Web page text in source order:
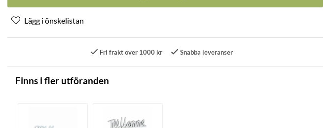
Fri frakt över 1000 kr Snabba leveranser
Finns i fler utföranden